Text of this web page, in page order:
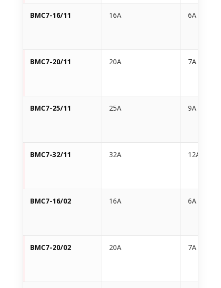
BMC7-16/11 16A 6A
BMC7-20/11 20A 7A
BMC7-25/11 25A 9A
BMC7-32/11 32A 12A
BMC7-16/02 16A 6A
BMC7-20/02 20A 7A